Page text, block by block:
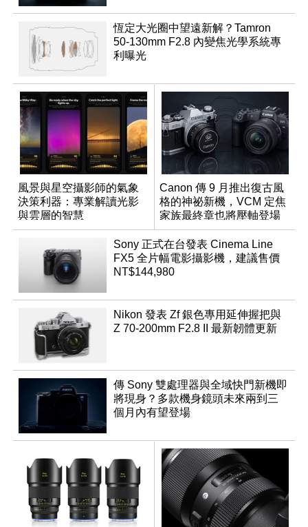
恆定大光圈中望遠新解？Tamron
50-130mm F2.8 內變焦光學系統專
利曝光
風景與星空攝影師的氣象
決策利器：專業解讀光影
與雲層的智慧
App「Atmos」登場
Canon 傳 9 月推出復古風
格的神祕新機，VCM 定焦
家族最終章也將壓軸登場
Sony 正式在台發表 Cinema Line
FX5 全片幅電影攝影機，建議售價
NT$144,980
Nikon 發表 Zf 銀色專用延伸握把與
Z 70-200mm F2.8 II 最新韌體更新
傳 Sony 雙處理器與全域快門新機即
將現身？多款機身鏡頭未來兩到三
個月內有望登場